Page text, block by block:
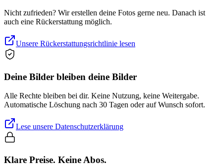
Nicht zufrieden? Wir erstellen deine Fotos gerne neu. Danach ist
auch eine Rückerstattung möglich.
Unsere Rückerstattungsrichtlinie lesen
Deine Bilder bleiben deine Bilder
Alle Rechte bleiben bei dir. Keine Nutzung, keine Weitergabe.
Automatische Löschung nach 30 Tagen oder auf Wunsch sofort.
Lese unsere Datenschutzerklärung
Klare Preise. Keine Abos.